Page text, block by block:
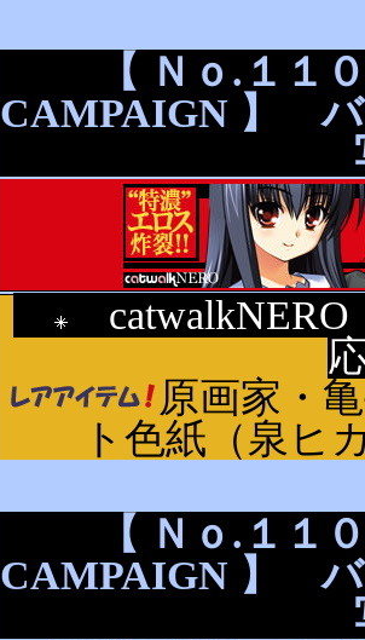
【 Ｎｏ.１１
CAMPAIGN 】 バ
原画家・
ト色紙（泉ヒ
【 Ｎｏ.１１
CAMPAIGN 】 バ